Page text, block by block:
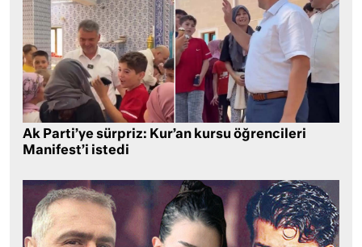
Ak Parti’ye sürpriz: Kur’an kursu öğrencileri
Manifest’i istedi